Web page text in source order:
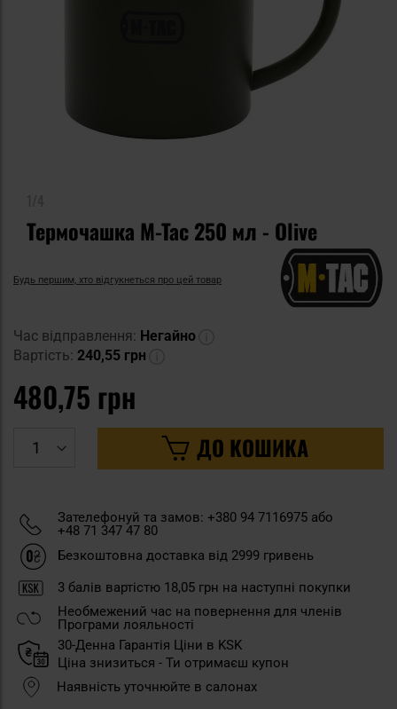
Термочашка M-Tac 250 мл - Olive
Будь першим, хто відгукнеться про цей товар
Час відправлення: Негайно
Вартість: 240,55 грн
480,75 грн
ДО КОШИКА
Зателефонуй та замов: +380 94 7116975 або
+48 71 347 47 80
Безкоштовна доставка від 2999 гривень
3 балів вартістю 18,05 грн на наступні покупки
Необмежений час на повернення для членів
Програми лояльності
30-Денна Гарантія Ціни в KSK
Ціна знизиться - Ти отримаєш купон
Наявність уточнюйте в салонах